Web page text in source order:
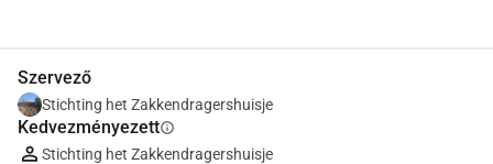
Szervező
Stichting het Zakkendragershuisje
Kedvezményezettinfo
Stichting het Zakkendragershuisje